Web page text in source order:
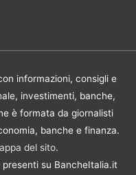
informazioni, consigli e
investimenti, banche,
è formata da giornalisti
banche e finanza.
del sito.
presenti su BancheItalia.it